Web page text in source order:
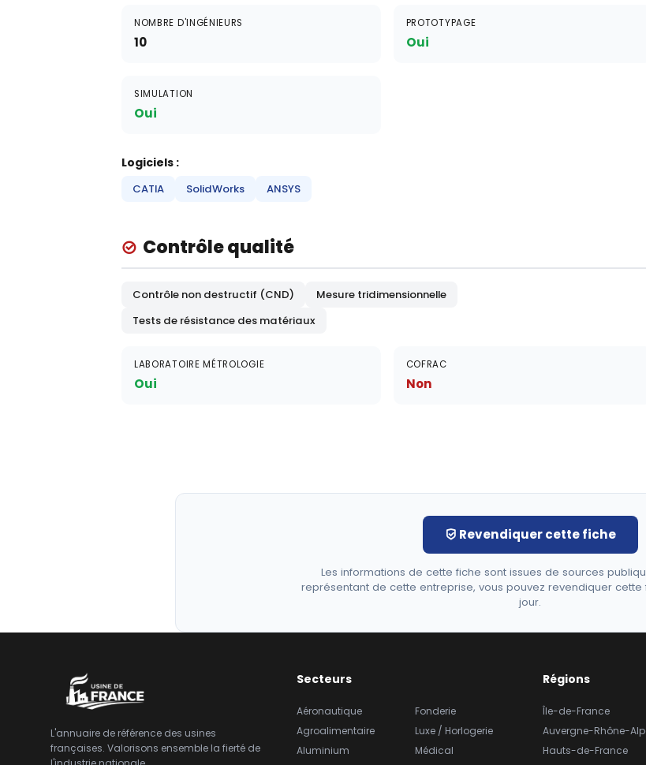
NOMBRE D'INGÉNIEURS
10
PROTOTYPAGE
Oui
SIMULATION
Oui
Logiciels :
CATIA SolidWorks ANSYS
Contrôle qualité
Contrôle non destructif (CND)
Mesure tridimensionnelle
Tests de résistance des matériaux
LABORATOIRE MÉTROLOGIE
Oui
COFRAC
Non
Revendiquer cette fiche
Les informations de cette fiche sont issues de sources
représentant de cette entreprise, vous pouvez revendiquer
jour.
L'annuaire de référence des usines
françaises. Valorisons ensemble la fierté de
Secteurs
Aéronautique
Agroalimentaire
Aluminium
Fonderie
Luxe / Horlogerie
Médical
Régions
Île-de-France
Auvergne-Rhône-
Hauts-de-France